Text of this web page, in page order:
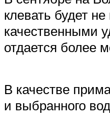
клевать будет
качественными
отдается более
В качестве
и выбранного